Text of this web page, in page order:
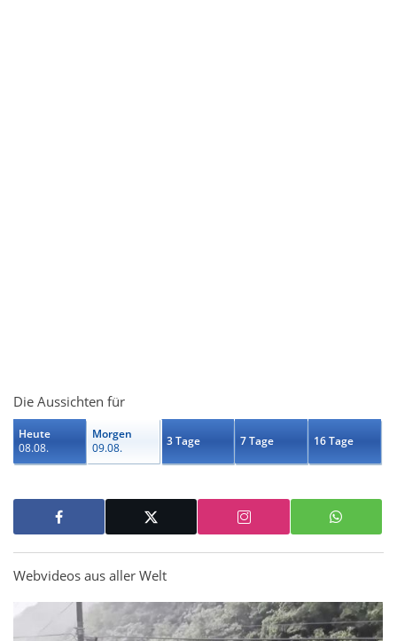
Die Aussichten für
Heute
08.08.
Morgen
09.08.
3 Tage 7 Tage 16 Tage
Webvideos aus aller Welt